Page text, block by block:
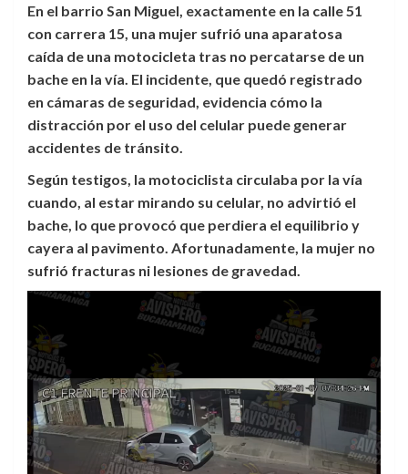
En el barrio San Miguel, exactamente en la calle 51
con carrera 15, una mujer sufrió una aparatosa
caída de una motocicleta tras no percatarse de un
bache en la vía. El incidente, que quedó registrado
en cámaras de seguridad, evidencia cómo la
distracción por el uso del celular puede generar
accidentes de tránsito.
Según testigos, la motociclista circulaba por la vía
cuando, al estar mirando su celular, no advirtió el
bache, lo que provocó que perdiera el equilibrio y
cayera al pavimento. Afortunadamente, la mujer no
sufrió fracturas ni lesiones de gravedad.